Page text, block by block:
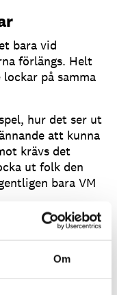
Om
bara vid
förlängs. Helt
på samma
hur det ser ut
att kunna
krävs det
ut folk den
bara VM
gult
till klockan 22
har nedre
3 och därefter